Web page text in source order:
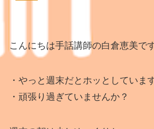
こんにちは手話講師の白倉恵美です
・やっと週末だとホッとしていま
・頑張り過ぎていませんか？